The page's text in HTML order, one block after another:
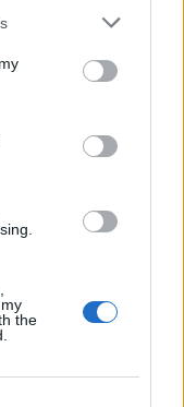
the